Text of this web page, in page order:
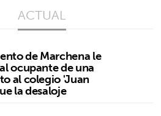
ACTUAL
de Marchena le
ocupante de una
al colegio 'Juan
la desaloje